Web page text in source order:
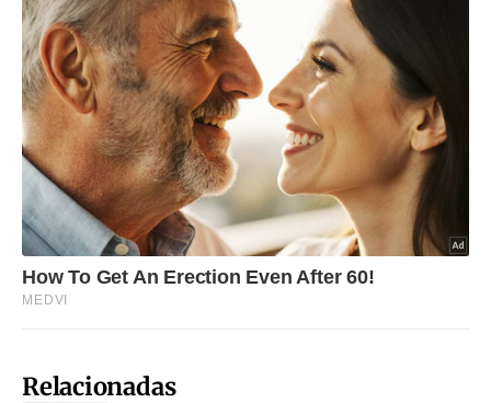
Relacionadas